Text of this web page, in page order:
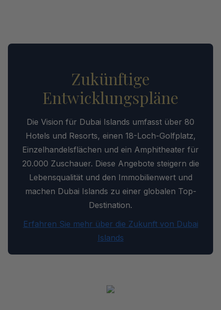
Zukünftige
Entwicklungspläne
Die Vision für Dubai Islands umfasst über 80
Hotels und Resorts, einen 18-Loch-Golfplatz,
Einzelhandelsflächen und ein Amphitheater für
20.000 Zuschauer. Diese Angebote steigern die
Lebensqualität und den Immobilienwert und
machen Dubai Islands zu einer globalen Top-
Destination.
Erfahren Sie mehr über die Zukunft von Dubai
Islands